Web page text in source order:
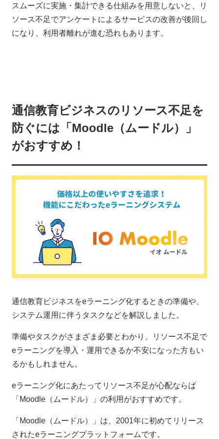
スムーズに実施・集計できる仕組みを用意しないと、リ
ソース不足でアンケートによるサービスの改善が後回し
になり、利用者離れが進む恐れもあります。
通信教育ビジネスのリソース不足を
防ぐには「Moodle（ムードル）」
がおすすめ！
通信教育ビジネスをeラーニング化するときの準備や、
システム運用に伴うタスクなどを解説しました。
準備やタスクがさまざま必要とわかり、リソース不足で
eラーニングを導入・運用できるか不安になった方もい
るかもしれません。
eラーニング化にあたってリソース不足が心配ならば
「Moodle（ムードル）」の利用がおすすめです。
「Moodle（ムードル）」は、2001年に初めてリリース
されたeラーニングプラットフォームです。